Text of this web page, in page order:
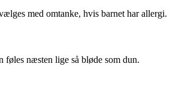
med omtanke, hvis barnet har allergi.
føles næsten lige så bløde som dun.